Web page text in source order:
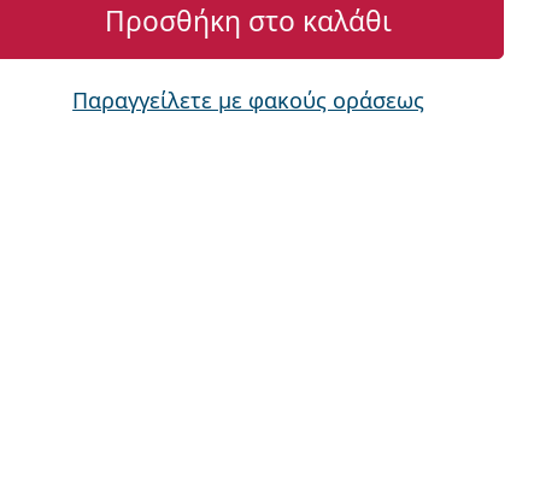
Προσθήκη στο καλάθι
Παραγγείλετε με φακούς οράσεως